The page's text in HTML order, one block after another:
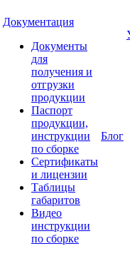
Документация
Документы
для
получения и
отгрузки
продукции
Паспорт
продукции,
инструкции
по сборке
Сертификаты
и лицензии
Таблицы
габаритов
Видео
инструкции
по сборке
Блог